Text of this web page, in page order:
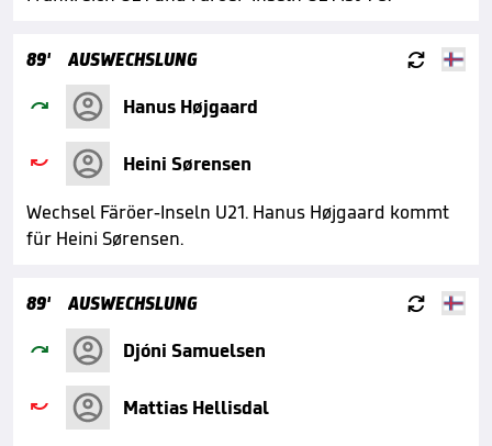
89' AUSWECHSLUNG 
 Hanus Højgaard

Heini Sørensen
Wechsel Färöer-Inseln U21. Hanus Højgaard kommt
für Heini Sørensen.
89' AUSWECHSLUNG 
 Djóni Samuelsen

Mattias Hellisdal